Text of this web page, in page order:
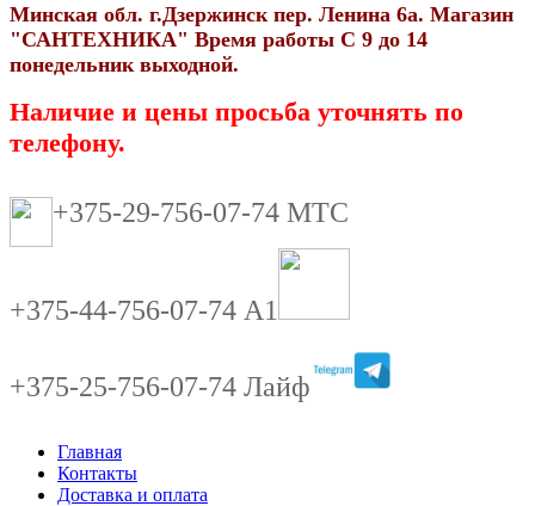
Минская обл. г.Дзержинск пер. Ленина 6а. Магазин
"САНТЕХНИКА" Время работы С 9 до 14
понедельник выходной.
Наличие и цены просьба уточнять по
телефону.
+375-29-756-07-74 МТС
+375-44-756-07-74 А1
+375-25-756-07-74 Лайф
Главная
Контакты
Доставка и оплата